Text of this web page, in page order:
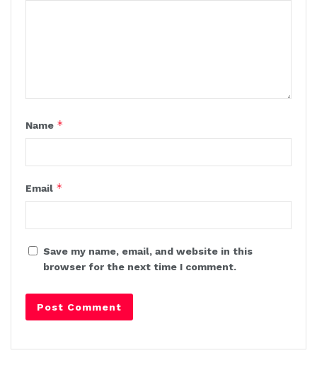
Name *
Email *
Save my name, email, and website in this
browser for the next time I comment.